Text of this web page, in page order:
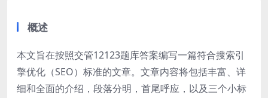
概述
本文旨在按照交管12123题库答案编写一篇符合搜索引
擎优化（SEO）标准的文章。文章内容将包括丰富、详
细和全面的介绍，段落分明，首尾呼应，以及三个小标